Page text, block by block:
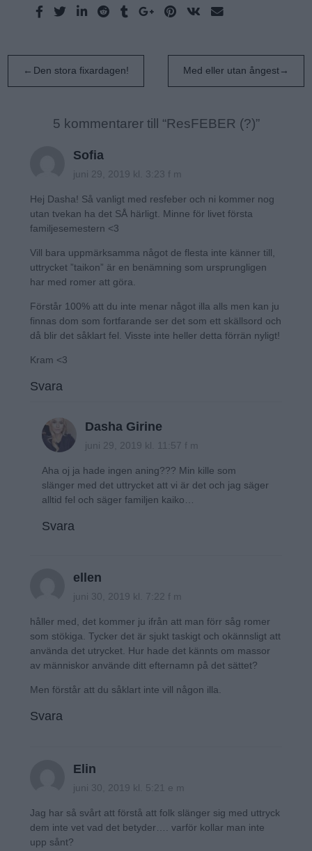
Inläggsnavigering
Den stora fixardagen! Med eller utan ångest
5 kommentarer till “ResFEBER (?)”
Sofia
juni 29, 2019 kl. 3:23 f m
Hej Dasha! Så vanligt med resfeber och ni kommer nog
utan tvekan ha det SÅ härligt. Minne för livet första
familjesemestern <3
Vill bara uppmärksamma något de flesta inte känner till,
uttrycket ”taikon” är en benämning som ursprungligen
har med romer att göra.
Förstår 100% att du inte menar något illa alls men kan ju
finnas dom som fortfarande ser det som ett skällsord och
då blir det såklart fel. Visste inte heller detta förrän nyligt!
Kram <3
Svara
Dasha Girine
juni 29, 2019 kl. 11:57 f m
Aha oj ja hade ingen aning??? Min kille som
slänger med det uttrycket att vi är det och jag säger
alltid fel och säger familjen kaiko…
Svara
ellen
juni 30, 2019 kl. 7:22 f m
håller med, det kommer ju ifrån att man förr såg romer
som stökiga. Tycker det är sjukt taskigt och okännsligt att
använda det utrycket. Hur hade det kännts om massor
av människor använde ditt efternamn på det sättet?
Men förstår att du såklart inte vill någon illa.
Svara
Elin
juni 30, 2019 kl. 5:21 e m
Jag har så svårt att förstå att folk slänger sig med uttryck
dem inte vet vad det betyder…. varför kollar man inte
upp sånt?